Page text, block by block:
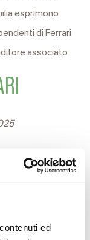
ed
esprimono
di Ferrari
associato